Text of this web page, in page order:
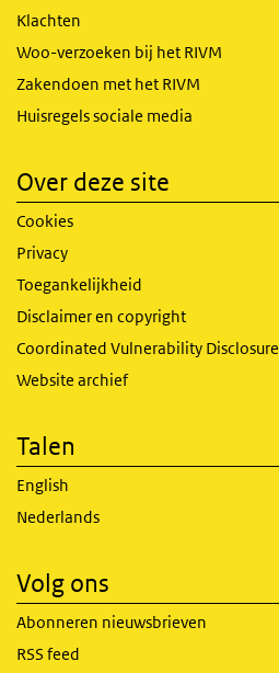
Klachten
Woo-verzoeken bij het RIVM
Zakendoen met het RIVM
Huisregels sociale media
Over deze site
Cookies
Privacy
Toegankelijkheid
Disclaimer en copyright
Coordinated Vulnerability Disclosure
Website archief
Talen
English
Nederlands
Volg ons
Abonneren nieuwsbrieven
RSS feed